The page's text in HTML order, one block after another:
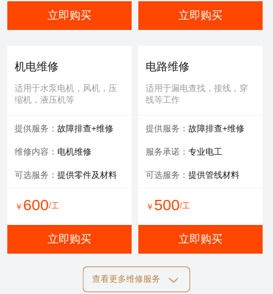
立即购买 立即购买
机电维修
适用于水泵电机，风机，压
缩机，液压机等
提供服务： 故障排查+维修
维修内容： 电机维修
可选服务： 提供零件及材料
￥ 600/工
立即购买
电路维修
适用于漏电查找，接线，穿
线等工作
提供服务： 故障排查+维修
服务承诺： 专业电工
可选服务： 提供管线材料
￥ 500/工
立即购买
膜清洗
查看更多维修服务